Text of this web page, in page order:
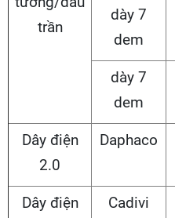
trần
dày 7
dem
dày 7
dem
Dây điện
2.0
Daphaco
Dây điện
Cadivi